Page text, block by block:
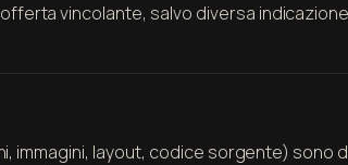
vincolante, salvo diversa
immagini, layout, codice sorgente) sono